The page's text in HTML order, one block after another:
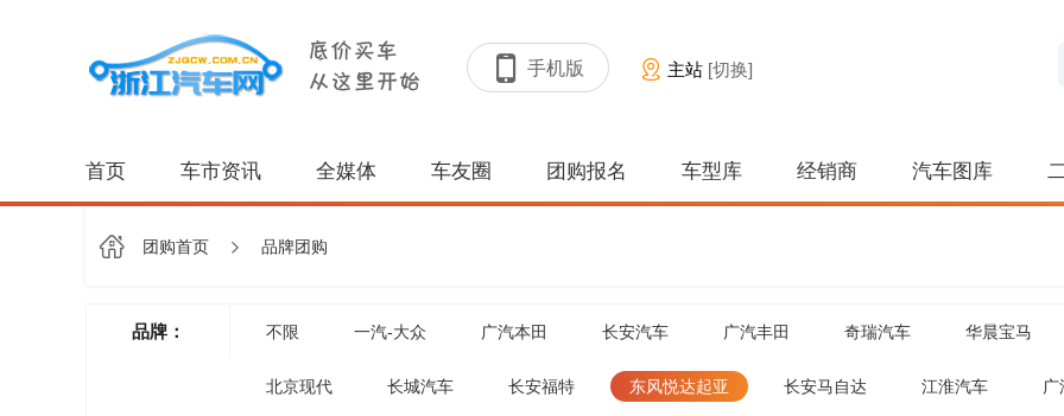
手机版 主站 [切换]
首页 车市资讯 全媒体 车友圈 团购报名 车型库 经销商 汽车图库
团购首页 品牌团购
品牌： 不限 一汽-大众 广汽本田 长安汽车 广汽丰田 奇瑞汽车 华晨宝马
北京现代 长城汽车 长安福特 东风悦达起亚 长安马自达 江淮汽车 广